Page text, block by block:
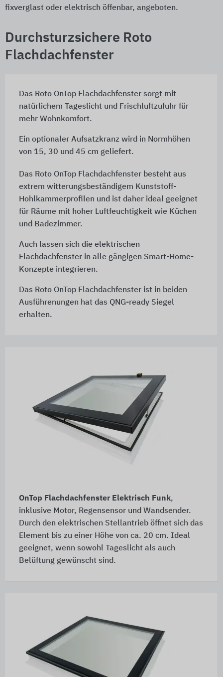
fixverglast oder elektrisch öffenbar, angeboten.
Durchsturzsichere Roto
Flachdachfenster
Das Roto OnTop Flachdachfenster sorgt mit
natürlichem Tageslicht und Frischluftzufuhr für
mehr Wohnkomfort.
Ein optionaler Aufsatzkranz wird in Normhöhen
von 15, 30 und 45 cm geliefert.
Das Roto OnTop Flachdachfenster besteht aus
extrem witterungsbeständigem Kunststoff-
Hohlkammerprofilen und ist daher ideal geeignet
für Räume mit hoher Luftfeuchtigkeit wie Küchen
und Badezimmer.
Auch lassen sich die elektrischen
Flachdachfenster in alle gängigen Smart-Home-
Konzepte integrieren.
Das Roto OnTop Flachdachfenster ist in beiden
Ausführenungen hat das QNG-ready Siegel
erhalten.
OnTop Flachdachfenster Elektrisch Funk,
inklusive Motor, Regensensor und Wandsender.
Durch den elektrischen Stellantrieb öffnet sich das
Element bis zu einer Höhe von ca. 20 cm. Ideal
geeignet, wenn sowohl Tageslicht als auch
Belüftung gewünscht sind.